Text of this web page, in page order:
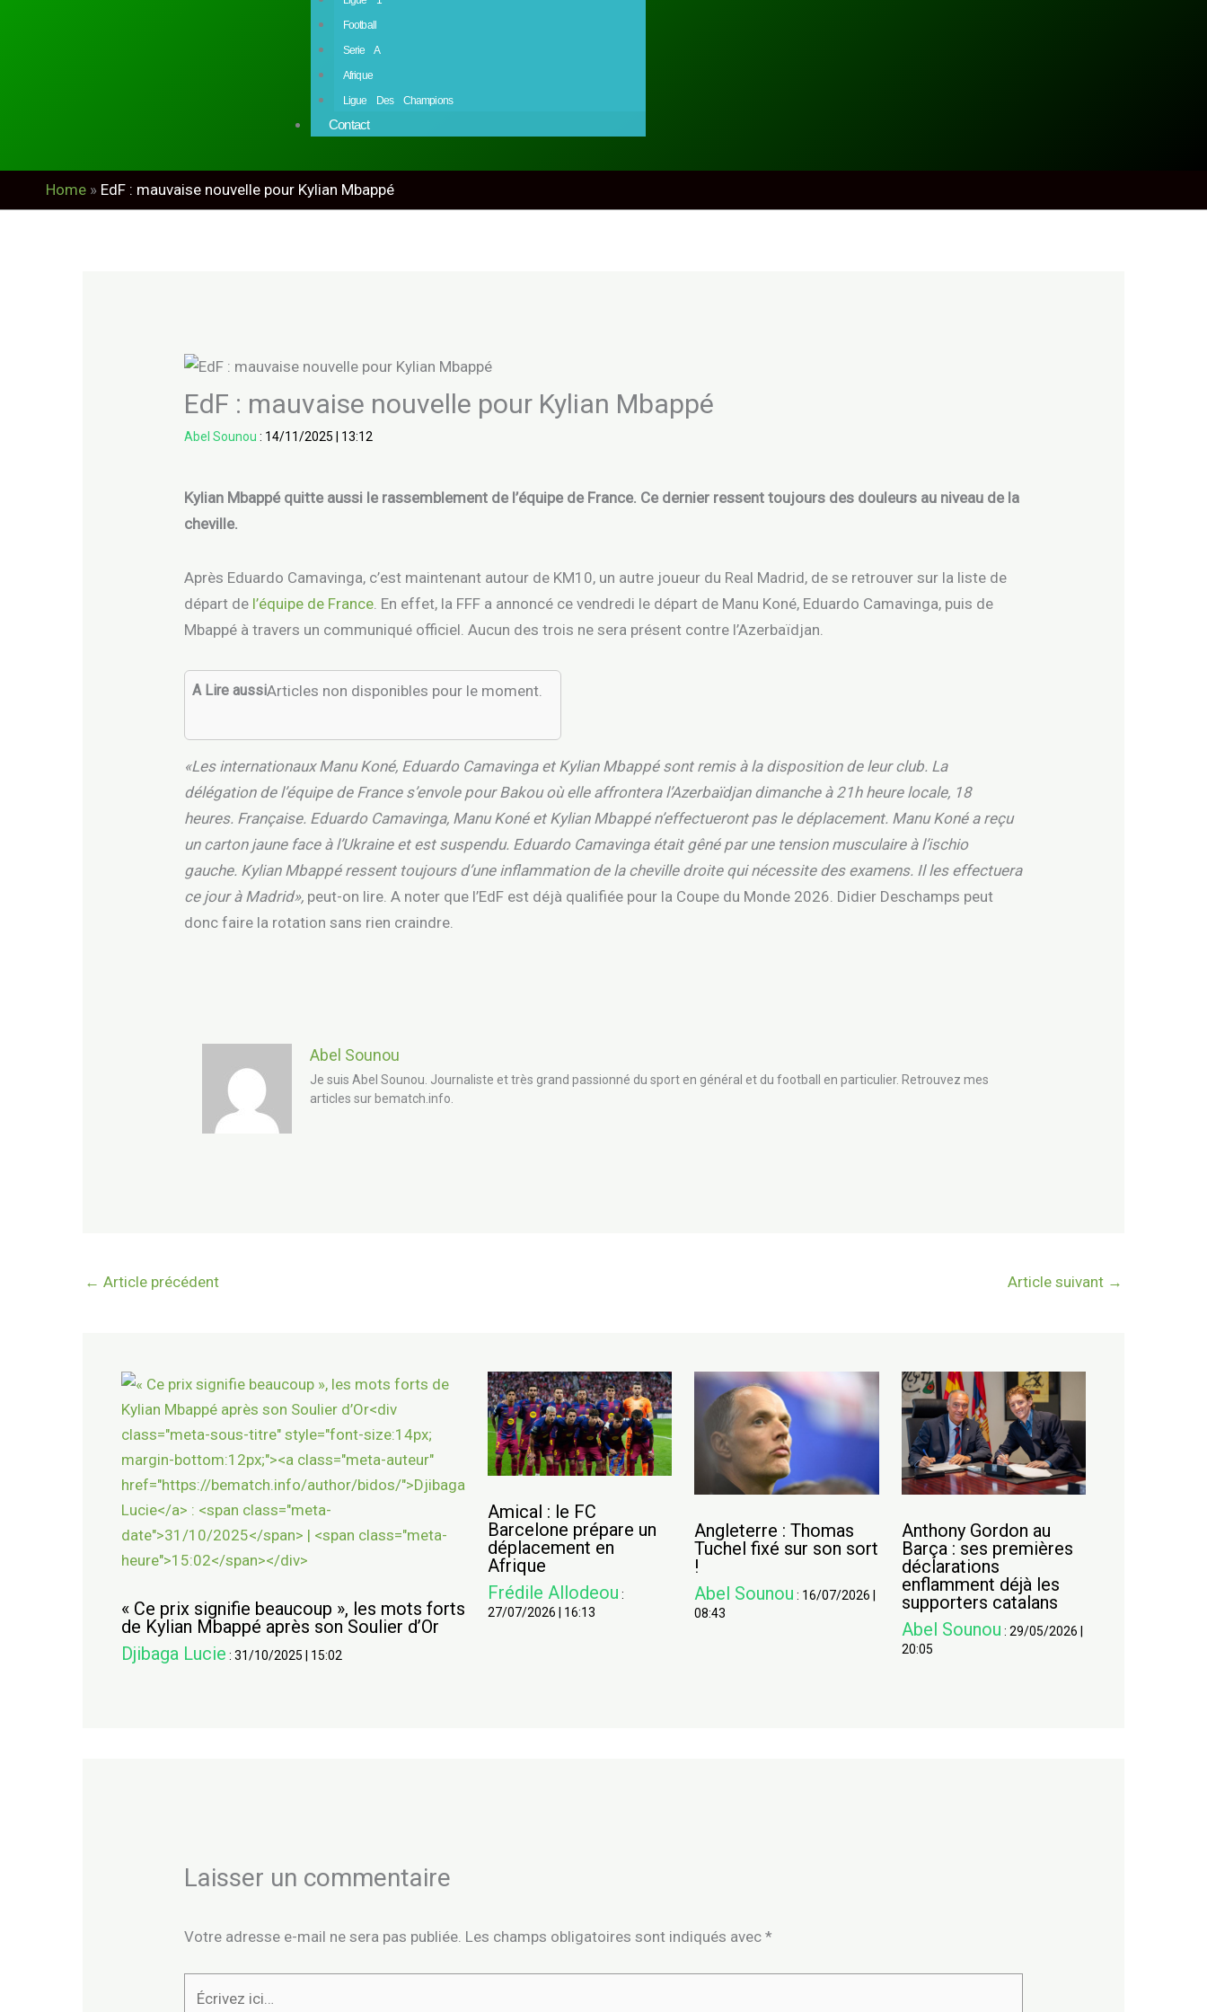
Football
Serie A
Afrique
Ligue Des Champions
Contact
Home » EdF : mauvaise nouvelle pour Kylian Mbappé
EdF : mauvaise nouvelle pour Kylian Mbappé
Abel Sounou : 14/11/2025 13:12
Kylian Mbappé quitte aussi le rassemblement de l’équipe de France. Ce dernier ressent toujours des douleurs au niveau de la
cheville.
Après Eduardo Camavinga, c’est maintenant autour de KM10, un autre joueur du Real Madrid, de se retrouver sur la liste de
départ de l’équipe de France . En effet, la FFF a annoncé ce vendredi le départ de Manu Koné, Eduardo Camavinga, puis de
Mbappé à travers un communiqué officiel. Aucun des trois ne sera présent contre l’Azerbaïdjan.
A Lire aussiArticles non disponibles pour le moment.
«Les internationaux Manu Koné, Eduardo Camavinga et Kylian Mbappé sont remis à la disposition de leur club. La
délégation de l’équipe de France s’envole pour Bakou où elle affrontera l’Azerbaïdjan dimanche à 21h heure locale, 18
heures. Française. Eduardo Camavinga, Manu Koné et Kylian Mbappé n’effectueront pas le déplacement. Manu Koné a reçu
un carton jaune face à l’Ukraine et est suspendu. Eduardo Camavinga était gêné par une tension musculaire à l’ischio
gauche. Kylian Mbappé ressent toujours d’une inflammation de la cheville droite qui nécessite des examens. Il les effectuera
ce jour à Madrid», peut-on lire. A noter que l’EdF est déjà qualifiée pour la Coupe du Monde 2026. Didier Deschamps peut
donc faire la rotation sans rien craindre.
Abel Sounou
Je suis Abel Sounou. Journaliste et très grand passionné du sport en général et du football en particulier. Retrouvez mes
articles sur bematch.info.
← Article précédent Article suivant →
« Ce prix signifie beaucoup », les mots forts
de Kylian Mbappé après son Soulier d’Or
Djibaga Lucie : 31/10/2025 15:02
Amical : le FC
Barcelone prépare un
déplacement en
Afrique
Frédile Allodeou :
27/07/2026
16:13
Angleterre : Thomas
Tuchel fixé sur son sort
!
Abel Sounou : 16/07/2026
08:43
Anthony Gordon au
Barça : ses premières
déclarations
enflamment déjà les
supporters catalans
Abel Sounou : 29/05/2026
20:05
Laisser un commentaire
Votre adresse e-mail ne sera pas publiée. Les champs obligatoires sont indiqués avec*